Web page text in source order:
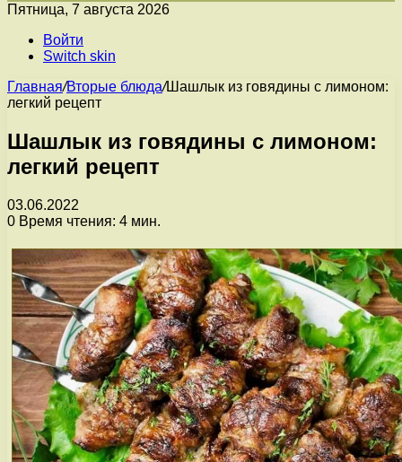
Пятница, 7 августа 2026
Войти
Switch skin
Главная/Вторые блюда/Шашлык из говядины с лимоном:
легкий рецепт
Шашлык из говядины с лимоном:
легкий рецепт
03.06.2022
0 Время чтения: 4 мин.